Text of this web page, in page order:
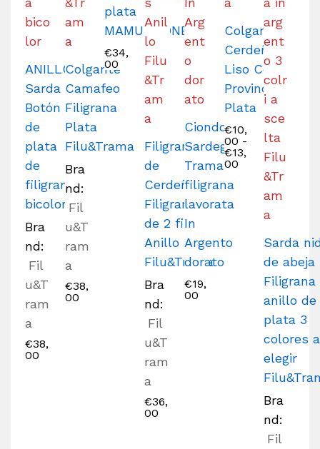
ANILLO
Sarda
Botón
de
plata
de
filigrana
bicolor
Bra
nd:
Fil
u&T
ram
a
€38,
00
Colgante
Camafeo
Filigrana
Plata
Filu&Trama
Bra
nd:
Fil
u&T
ram
a
€38,
00
plata
MAMUTHONES
€34,
00
Filigrana
de
Cerdeña
Filigrana
de 2 filas
Anillo
Filu&Trama
Bra
nd:
Fil
u&T
ram
a
€36,
00
Ciondolo
Sardegna
Trama
filigrana
lavorata
In
Argento
dorato
€19,
00
Colgante
Cerdeña
Liso Con
Provincias
Plata
€10,
00 -
€13,
00
Sarda
de abeja
Filigrana
anillo de
plata 3
colores a
elegir
Bra
nd:
Fil